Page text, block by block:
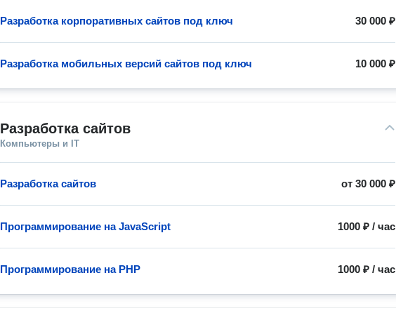
30 000 ₽
Разработка корпоративных сайтов под ключ
10 000 ₽
Разработка мобильных версий сайтов под ключ
Разработка сайтов
Компьютеры и IT
от30 000 ₽
Разработка сайтов
1000 ₽ /час
Программирование на JavaScript
1000 ₽ /час
Программирование на PHP